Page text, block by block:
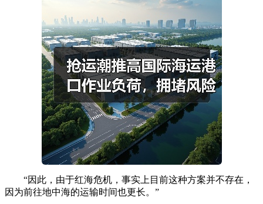
“因此，由于红海危机，事实上目前这种方案并不存在，
因为前往地中海的运输时间也更长。”